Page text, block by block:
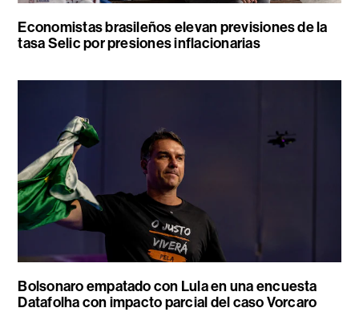
Economistas brasileños elevan previsiones de la
tasa Selic por presiones inflacionarias
Bolsonaro empatado con Lula en una encuesta
Datafolha con impacto parcial del caso Vorcaro